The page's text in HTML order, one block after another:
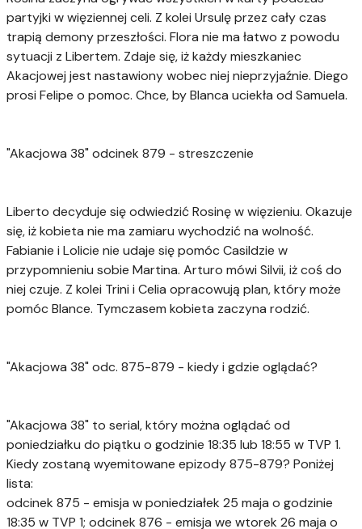
partyjki w więziennej celi. Z kolei Ursulę przez cały czas
trapią demony przeszłości. Flora nie ma łatwo z powodu
sytuacji z Libertem. Zdaje się, iż każdy mieszkaniec
Akacjowej jest nastawiony wobec niej nieprzyjaźnie. Diego
prosi Felipe o pomoc. Chce, by Blanca uciekła od Samuela.
"Akacjowa 38" odcinek 879 - streszczenie
Liberto decyduje się odwiedzić Rosinę w więzieniu. Okazuje
się, iż kobieta nie ma zamiaru wychodzić na wolność.
Fabianie i Lolicie nie udaje się pomóc Casildzie w
przypomnieniu sobie Martina. Arturo mówi Silvii, iż coś do
niej czuje. Z kolei Trini i Celia opracowują plan, który może
pomóc Blance. Tymczasem kobieta zaczyna rodzić.
"Akacjowa 38" odc. 875-879 - kiedy i gdzie oglądać?
"Akacjowa 38" to serial, który można oglądać od
poniedziałku do piątku o godzinie 18:35 lub 18:55 w TVP 1.
Kiedy zostaną wyemitowane epizody 875-879? Poniżej
lista:
odcinek 875 - emisja w poniedziałek 25 maja o godzinie
18:35 w TVP 1; odcinek 876 - emisja we wtorek 26 maja o